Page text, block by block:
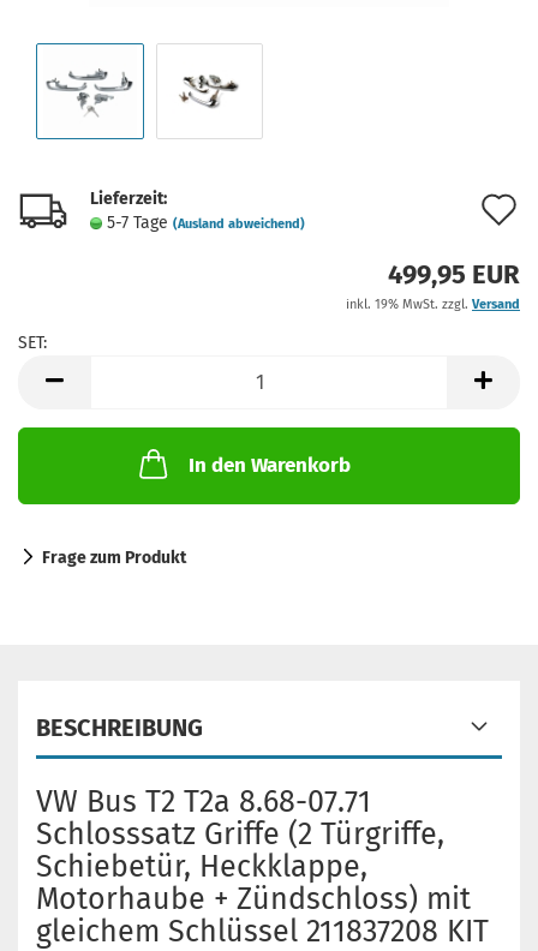
Lieferzeit:
5-7 Tage (Ausland abweichend)
499,95 EUR
inkl. 19% MwSt. zzgl. Versand
SET:
In den Warenkorb
Frage zum Produkt
BESCHREIBUNG
VW Bus T2 T2a 8.68-07.71
Schlosssatz Griffe (2 Türgriffe,
Schiebetür, Heckklappe,
Motorhaube + Zündschloss) mit
gleichem Schlüssel 211837208 KIT